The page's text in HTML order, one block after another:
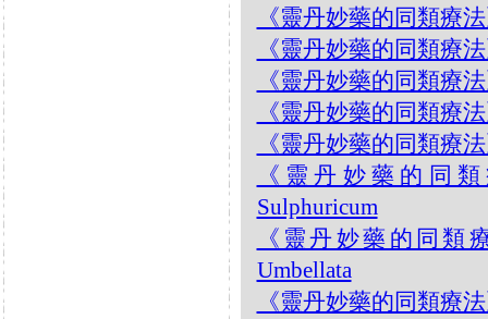
《靈丹妙藥的同類療
《靈丹妙藥的同類療
《靈丹妙藥的同類療
《靈丹妙藥的同類療
《靈丹妙藥的同類療
《靈丹妙藥的同
Sulphuricum
《靈丹妙藥的同類
Umbellata
《靈丹妙藥的同類療